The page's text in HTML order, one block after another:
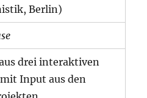
Berlin)
drei interaktiven
Input aus den